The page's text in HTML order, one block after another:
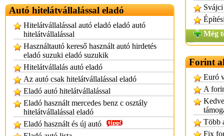
Autó hitelátvállalással eladó
Hitelátvállalással autó eladó eladó autó
hitelátvállalással
Használtautó kereső használt autó hirdetés
eladó suzuki eladó suzukik
Hitelátvállalás autó eladó
Az autó csak hitelátvállalással eladó
Eladó autó hitelátvállalással
Eladó használt mercedes benz c osztály
hitelátvállalással eladó
Eladó használt és új autó
Még
Forint
Euró
A
Több
Fix